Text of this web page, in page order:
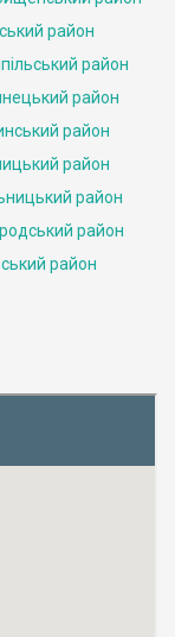
район
район
район
район
район
район
район
район